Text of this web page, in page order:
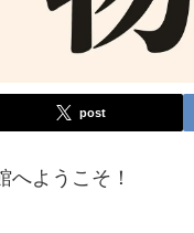
post
へようこそ！